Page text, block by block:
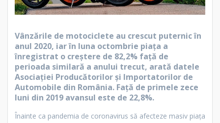
Vânzările de motociclete au crescut puternic în
anul 2020, iar în luna octombrie piața a
înregistrat o creștere de 82,2% față de
perioada similară a anului trecut, arată datele
Asociației Producătorilor și Importatorilor de
Automobile din România. Față de primele zece
luni din 2019 avansul este de 22,8%.
Înainte ca pandemia de coronavirus să afecteze masiv piața